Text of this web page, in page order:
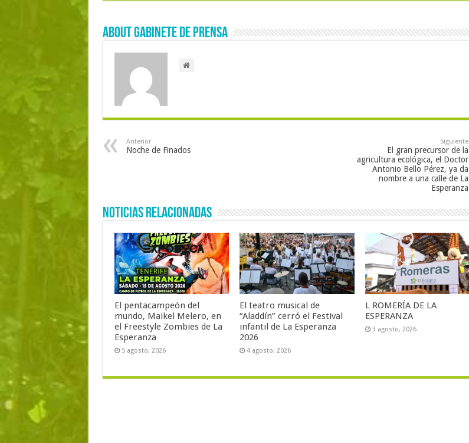
About Gabinete de Prensa
Anterior
Noche de Finados
Siguiente
El gran precursor de la
agricultura ecológica, el Doctor
Antonio Bello Pérez, ya da
nombre a una calle de La
Esperanza
Noticias Relacionadas
El pentacampeón del
mundo, Maikel Melero, en
el Freestyle Zombies de La
Esperanza
5 agosto, 2026
El teatro musical de
“Aladdín” cerró el Festival
infantil de La Esperanza
2026
4 agosto, 2026
L ROMERÍA DE LA
ESPERANZA
3 agosto, 2026